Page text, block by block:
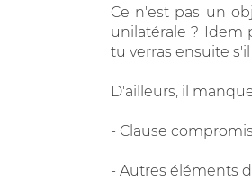
Ce n'est pas un
unilatérale ? Idem
tu verras ensuite
D'ailleurs, il
- Clause
- Autres éléments